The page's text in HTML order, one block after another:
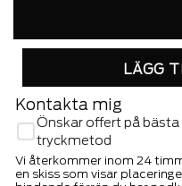
Kontakta mig
Önskar offert på bästa
tryckmetod
Vi återkommer inom 24
en skiss som visar
LÄGG